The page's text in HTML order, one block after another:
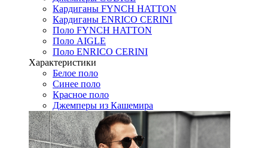
Кардиганы FYNCH HATTON
Кардиганы ENRICO CERINI
Поло FYNCH HATTON
Поло AIGLE
Поло ENRICO CERINI
Характеристики
Белое поло
Синее поло
Красное поло
Джемперы из Кашемира